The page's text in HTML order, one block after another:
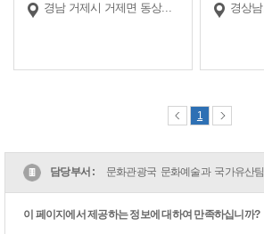
경남 거제시 거제면 동상리 415-2
1
담당부서 : 문화관광국 문화예술과 국가유산팀
이 페이지에서 제공하는 정보에 대하여 만족하십니까?